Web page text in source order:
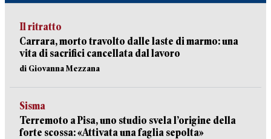
Il ritratto
Carrara, morto travolto dalle laste di marmo: una
vita di sacrifici cancellata dal lavoro
di Giovanna Mezzana
Sisma
Terremoto a Pisa, uno studio svela l’origine della
forte scossa: «Attivata una faglia sepolta»